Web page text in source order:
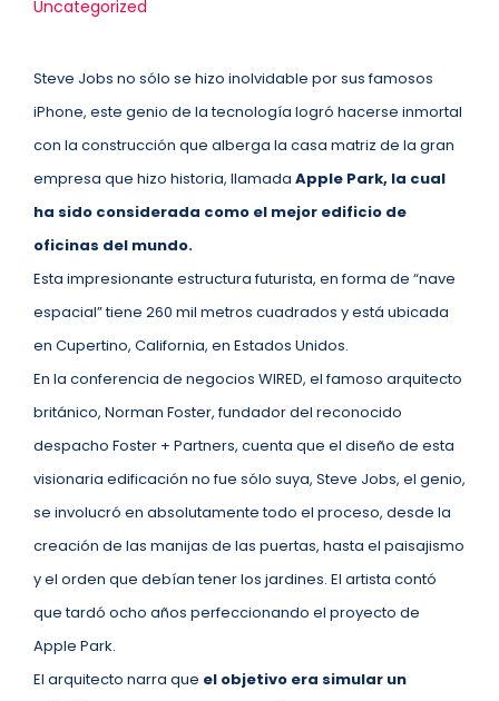
Uncategorized
Steve Jobs no sólo se hizo inolvidable por sus famosos
iPhone, este genio de la tecnología logró hacerse inmortal
con la construcción que alberga la casa matriz de la gran
empresa que hizo historia, llamada Apple Park, la cual
ha sido considerada como el mejor edificio de
oficinas del mundo.
Esta impresionante estructura futurista, en forma de “nave
espacial” tiene 260 mil metros cuadrados y está ubicada
en Cupertino, California, en Estados Unidos.
En la conferencia de negocios WIRED, el famoso arquitecto
británico, Norman Foster, fundador del reconocido
despacho Foster + Partners, cuenta que el diseño de esta
visionaria edificación no fue sólo suya, Steve Jobs, el genio,
se involucró en absolutamente todo el proceso, desde la
creación de las manijas de las puertas, hasta el paisajismo
y el orden que debían tener los jardines. El artista contó
que tardó ocho años perfeccionando el proyecto de
Apple Park.
El arquitecto narra que el objetivo era simular un